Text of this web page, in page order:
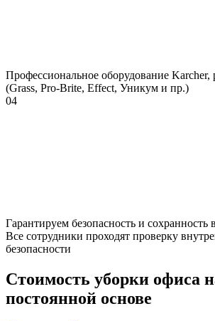
Профессиональное оборудование
(Grass, Pro-Brite, Effect, Уникум и пр.)
04
Гарантируем безопасность и сохранность
Все сотрудники проходят проверку
безопасности
Стоимость уборки офиса
постоянной основе